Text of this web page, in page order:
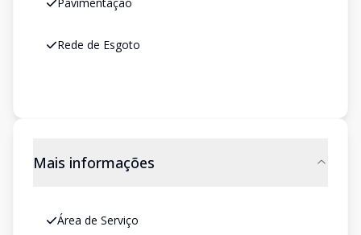
Rede de Esgoto
Mais informações
Área de Serviço